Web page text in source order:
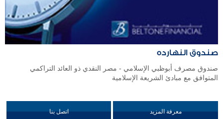
صندوق النهارده
صندوق مصرف أبوظبي الإسلامي - مصر النقدي ذو العائد التراكمي
المتوافق مع مبادئ الشريعة الإسلامية
معرفة المزيد اتصل بنا